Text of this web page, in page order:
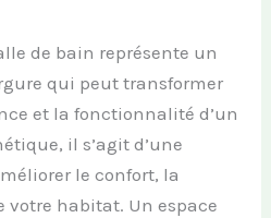
de bain représente un
qui peut transformer
et la fonctionnalité d’un
il s’agit d’une
le confort, la
votre habitat. Un espace